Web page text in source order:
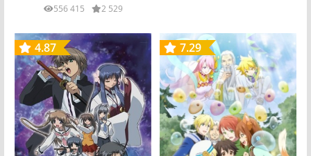
556 415 2 529
4.87 7.29